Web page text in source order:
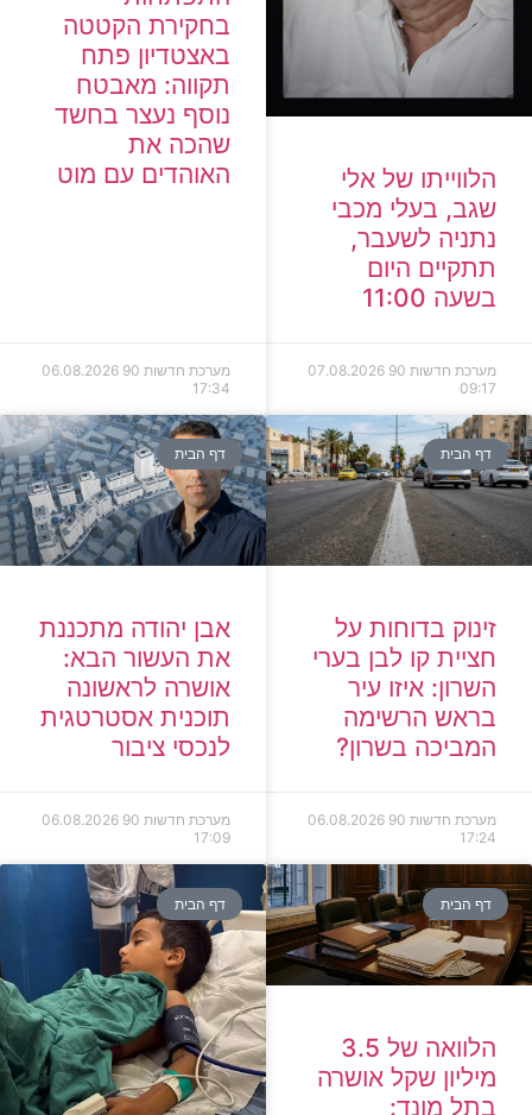
הלווייתו של אלי
שגב, בעלי מכבי
נתניה לשעבר,
תתקיים היום
בשעה 11:00
מערכת חדשות 90
07.08.2026
09:17
בחקירת הקטטה
באצטדיון פתח
תקווה: מאבטח
נוסף נעצר בחשד
שהכה את
האוהדים עם מוט
מערכת חדשות 90
06.08.2026
17:34
דף הבית
זינוק בדוחות על
חציית קו לבן בערי
השרון: איזו עיר
בראש הרשימה
המביכה בשרון?
מערכת חדשות 90
06.08.2026
17:24
דף הבית
אבן יהודה מתכננת
את העשור הבא:
אושרה לראשונה
תוכנית אסטרטגית
לנכסי ציבור
מערכת חדשות 90
06.08.2026
17:09
דף הבית
הלוואה של 3.5
מיליון שקל אושרה
בתל מונד:
דף הבית